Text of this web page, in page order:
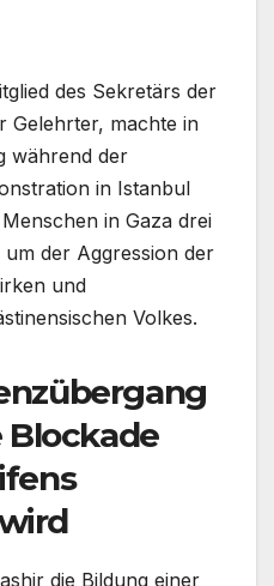
des Sekretärs der
Gelehrter, machte in
während der
in Istanbul
in Gaza drei
der Aggression der
und
Volkes.
Blockade
die Bildung einer